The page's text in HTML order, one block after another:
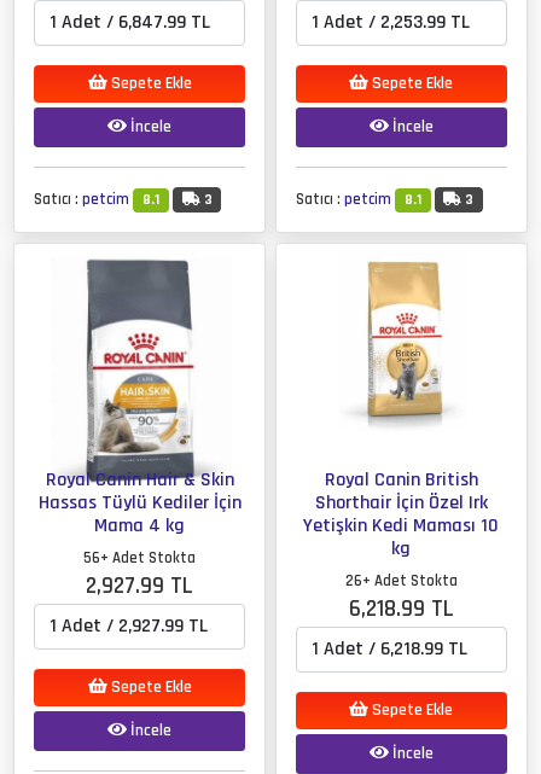
Sepete Ekle
İncele
Satıcı :petcim 8.1 3
Sepete Ekle
İncele
Satıcı : petcim 8.1 3
Royal Canin Hair & Skin
Hassas Tüylü Kediler İçin
Mama 4 kg
56+ Adet Stokta
2,927.99 TL
Sepete Ekle
İncele
Royal Canin British
Shorthair İçin Özel Irk
Yetişkin Kedi Maması 10
kg
26+ Adet Stokta
6,218.99 TL
Sepete Ekle
İncele